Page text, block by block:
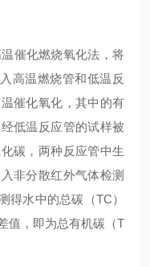
催化燃烧氧化法，将
高温燃烧管和低温反
催化氧化，其中的有
低温反应管的试样被
碳，两种反应管中生
非分散红外气体检测
得水中的总碳（TC）
值，即为总有机碳（T